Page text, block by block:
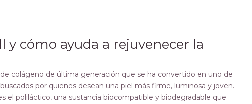
y cómo ayuda a rejuvenecer la
colágeno de última generación que se ha convertido en uno de
por quienes desean una piel más firme, luminosa y joven.
el poliláctico, una sustancia biocompatible y biodegradable que